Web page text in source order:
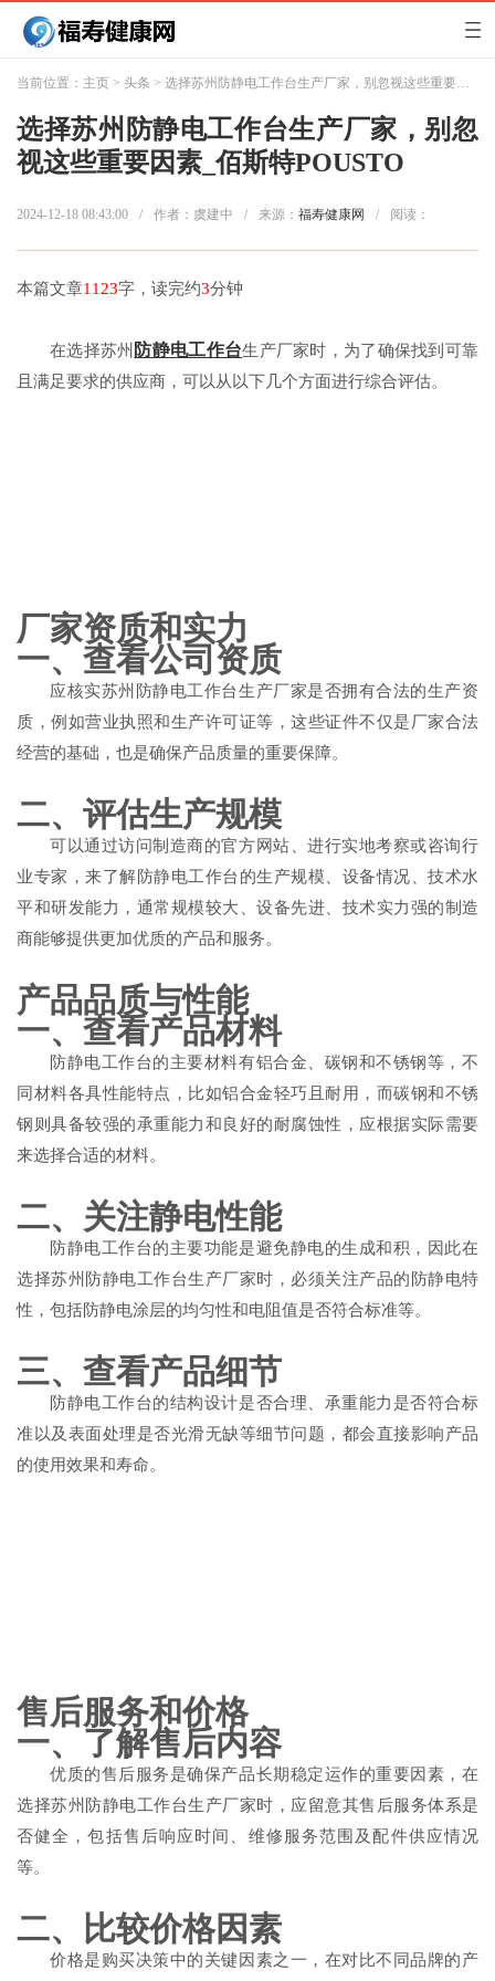
当前位置： 主页 > 头条 > 选择苏州防静电工作台生产厂家，别忽视这些重要因素_佰斯特POUSTO
选择苏州防静电工作台生产厂家，别忽
视这些重要因素_佰斯特POUSTO
2024-12-18 08:43:00 / 作者：虞建中 / 来源： 福寿健康网 / 阅读：
本篇文章1123字，读完约3分钟
在选择苏州 防静电工作台生产厂家时，为了确保找到可靠
且满足要求的供应商，可以从以下几个方面进行综合评估。
厂家资质和实力
一、查看公司资质
应核实苏州防静电工作台生产厂家是否拥有合法的生产资
质，例如营业执照和生产许可证等，这些证件不仅是厂家合法
经营的基础，也是确保产品质量的重要保障。
二、评估生产规模
可以通过访问制造商的官方网站、进行实地考察或咨询行
业专家，来了解防静电工作台的生产规模、设备情况、技术水
平和研发能力，通常规模较大、设备先进、技术实力强的制造
商能够提供更加优质的产品和服务。
产品品质与性能
一、查看产品材料
防静电工作台的主要材料有铝合金、碳钢和不锈钢等，不
同材料各具性能特点，比如铝合金轻巧且耐用，而碳钢和不锈
钢则具备较强的承重能力和良好的耐腐蚀性，应根据实际需要
来选择合适的材料。
二、关注静电性能
防静电工作台的主要功能是避免静电的生成和积，因此在
选择苏州防静电工作台生产厂家时，必须关注产品的防静电特
性，包括防静电涂层的均匀性和电阻值是否符合标准等。
三、查看产品细节
防静电工作台的结构设计是否合理、承重能力是否符合标
准以及表面处理是否光滑无缺等细节问题，都会直接影响产品
的使用效果和寿命。
售后服务和价格
一、了解售后内容
优质的售后服务是确保产品长期稳定运作的重要因素，在
选择苏州防静电工作台生产厂家时，应留意其售后服务体系是
否健全，包括售后响应时间、维修服务范围及配件供应情况
等。
二、比较价格因素
价格是购买决策中的关键因素之一，在对比不同品牌的产